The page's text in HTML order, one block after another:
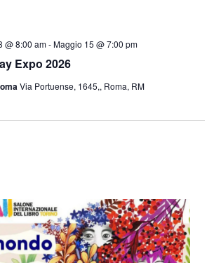
Expo 2026
@ 8:00 am-Maggio 15 @ 7:00 pm
Via Portuense, 1645,, Roma, RM